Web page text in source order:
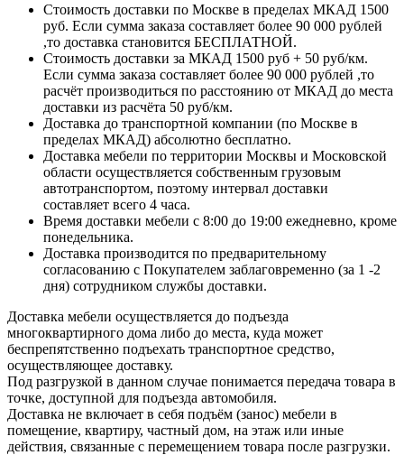
Стоимость доставки по Москве в пределах МКАД 1500
руб. Если сумма заказа составляет более 90 000 рублей
,то доставка становится БЕСПЛАТНОЙ.
Стоимость доставки за МКАД 1500 руб + 50 руб/км.
Если сумма заказа составляет более 90 000 рублей ,то
расчёт производиться по расстоянию от МКАД до места
доставки из расчёта 50 руб/км.
Доставка до транспортной компании (по Москве в
пределах МКАД) абсолютно бесплатно.
Доставка мебели по территории Москвы и Московской
области осуществляется собственным грузовым
автотранспортом, поэтому интервал доставки
составляет всего 4 часа.
Время доставки мебели с 8:00 до 19:00 ежедневно, кроме
понедельника.
Доставка производится по предварительному
согласованию с Покупателем заблаговременно (за 1 -2
дня) сотрудником службы доставки.
Доставка мебели осуществляется до подъезда
многоквартирного дома либо до места, куда может
беспрепятственно подъехать транспортное средство,
осуществляющее доставку.
Под разгрузкой в данном случае понимается передача товара в
точке, доступной для подъезда автомобиля.
Доставка не включает в себя подъём (занос) мебели в
помещение, квартиру, частный дом, на этаж или иные
действия, связанные с перемещением товара после разгрузки.